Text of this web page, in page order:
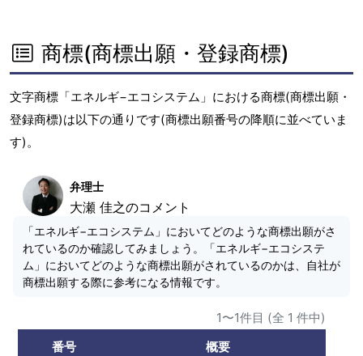
商標(商標出願・登録商標)
文字商標「エネルギ−エコシステム」における商標(商標出願・
登録商標)は以下の通りです(商標出願番号の降順に並べていま
す)。
弁理士
大瀬 佳之のコメント
「エネルギ−エコシステム」においてどのような商標出願がさ
れているのか確認してみましょう。「エネルギ−エコシステ
ム」においてどのような商標出願がされているのかは、自社が
商標出願する際に参考になる情報です。
1〜1件目 (全 1 件中)
番号
概要